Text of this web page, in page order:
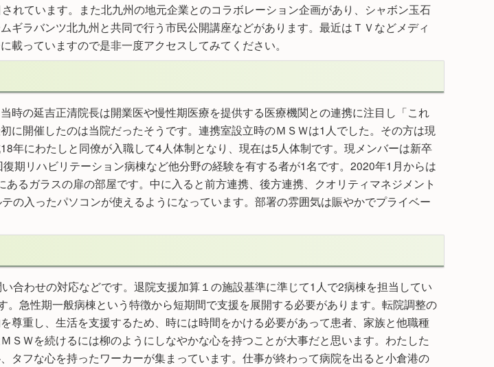
れています。また北九州の地元企業とのコラボレーション企画があり、シャボン玉石
ラバンツ北九州と共同で行う市民公開講座などがあります。最近はＴＶなどメディ
っていますので是非一度アクセスしてみてください。
時の延吉正清院長は開業医や慢性期医療を提供する医療機関との連携に注目し「これ
開催したのは当院だったそうです。連携室設立時のＭＳＷは1人でした。その方は現
年にわたしと同僚が入職して4人体制となり、現在は5人体制です。現メンバーは新卒
期リハビリテーション病棟など他分野の経験を有する者が1名です。2020年1月からは
るガラスの扉の部屋です。中に入ると前方連携、後方連携、クオリティマネジメント
の入ったパソコンが使えるようになっています。部署の雰囲気は賑やかでプライベー
合わせの対応などです。退院支援加算１の施設基準に準じて1人で2病棟を担当してい
急性期一般病棟という特徴から短期間で支援を展開する必要があります。転院調整の
重し、生活を支援するため、時には時間をかける必要があって患者、家族と他職種
Ｗを続けるには柳のようにしなやかな心を持つことが大事だと思います。わたした
タフな心を持ったワーカーが集まっています。仕事が終わって病院を出ると小倉港の